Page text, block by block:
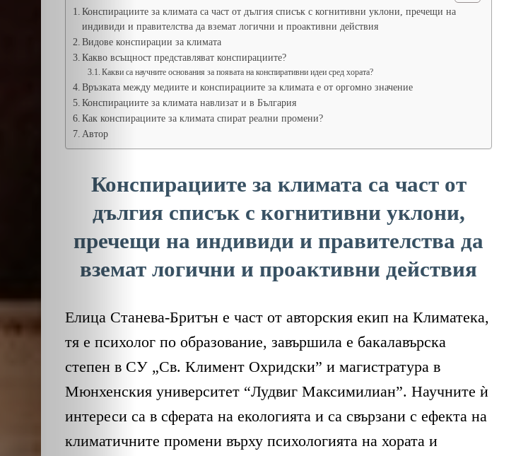
Конспирациите за климата са част от дългия списък с когнитивни уклони, пречещи на
индивиди и правителства да вземат логични и проактивни действия
Видове конспирации за климата
Какво всъщност представляват конспирациите?
Какви са научните основания за появата на конспиративни идеи сред хората?
Връзката между медиите и конспирациите за климата е от оргомно значение
Конспирациите за климата навлизат и в България
Как конспирациите за климата спират реални промени?
Автор
Конспирациите за климата са част от
дългия списък с когнитивни уклони,
пречещи на индивиди и правителства да
вземат логични и проактивни действия
Елица Станева-Бритън е част от авторския екип на Климатека,
тя е психолог по образование, завършила е бакалавърска
степен в СУ „Св. Климент Охридски” и магистратура в
Мюнхенския университет “Лудвиг Максимилиан”. Научните ѝ
интереси са в сферата на екологията и са свързани с ефекта на
климатичните промени върху психологията на хората и